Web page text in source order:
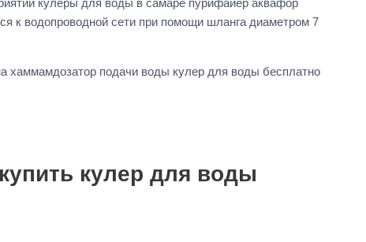
к водопроводной сети при помощи шланга диаметром 7
хаммамдозатор подачи воды кулер для воды бесплатно
кулер для воды